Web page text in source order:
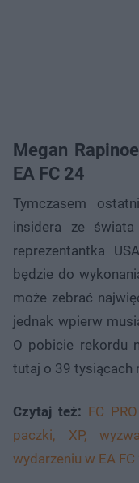
Megan
EA FC 24
Tymczasem
insidera ze
reprezentantka
będzie do
może zebrać
jednak wpierw
O pobicie rekordu
tutaj o 39 tysiącach
Czytaj też: FC
paczki, XP,
wydarzeniu w EA FC